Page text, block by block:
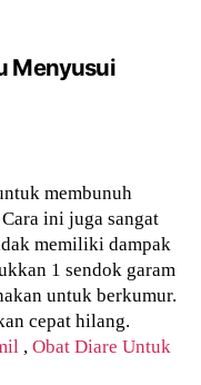
Menyusui
membunuh
ini juga sangat
memiliki dampak
1 sendok garam
untuk berkumur.
cepat hilang.
,Obat Diare Untuk